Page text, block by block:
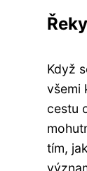
Když
všemi
cestu
tím,